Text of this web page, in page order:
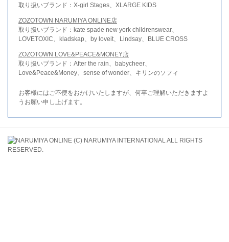
取り扱いブランド：X-girl Stages、XLARGE KIDS
ZOZOTOWN NARUMIYA ONLINE店
取り扱いブランド：kate spade new york childrenswear、
LOVETOXIC、kladskap、by loveit、Lindsay、BLUE CROSS
ZOZOTOWN LOVE&PEACE&MONEY店
取り扱いブランド：After the rain、babycheer、
Love&Peace&Money、sense of wonder、キリンのソフィ
お客様にはご不便をおかけいたしますが、何卒ご理解いただきますよ
うお願い申し上げます。